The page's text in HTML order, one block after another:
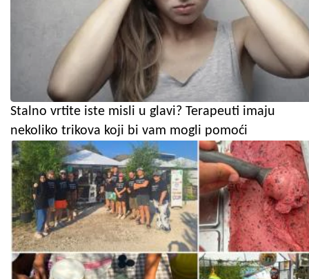
Stalno vrtite iste misli u glavi? Terapeuti imaju
nekoliko trikova koji bi vam mogli pomoći